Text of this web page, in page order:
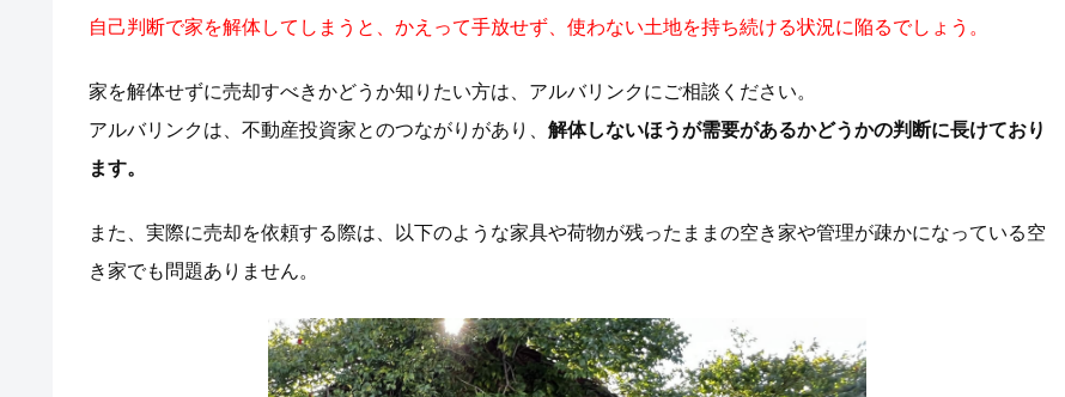
自己判断で家を解体してしまうと、かえって手放せず、使わない土地を持ち続ける状況に陥るでしょう。
家を解体せずに売却すべきかどうか知りたい方は、アルバリンクにご相談ください。
アルバリンクは、不動産投資家とのつながりがあり、 解体しないほうが需要があるかどうかの判断に長けており
ます。
また、実際に売却を依頼する際は、以下のような家具や荷物が残ったままの空き家や管理が疎かになっている空
き家でも問題ありません。